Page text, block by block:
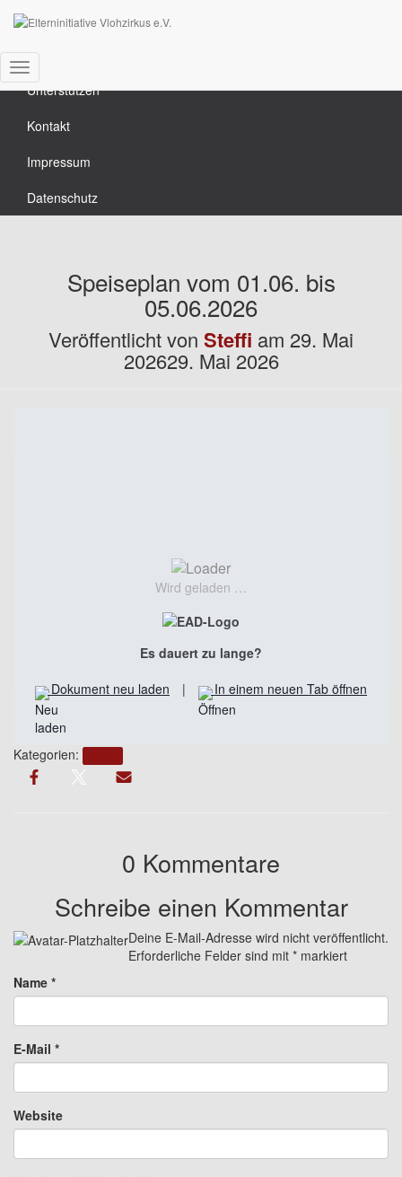
News
Kalender
Unterstützen
Kontakt
Impressum
Datenschutz
Navigation
umschalten
Speiseplan vom 01.06. bis
05.06.2026
Veröffentlicht von Steffi am 29. Mai
202629. Mai 2026
Wird geladen …
Es dauert zu lange?
Dokument neu laden
| In einem neuen Tab öffnen
Kategorien:
0 Kommentare
Schreibe einen Kommentar
Deine E-Mail-Adresse wird nicht veröffentlicht.
Erforderliche Felder sind mit * markiert
Name *
E-Mail *
Website